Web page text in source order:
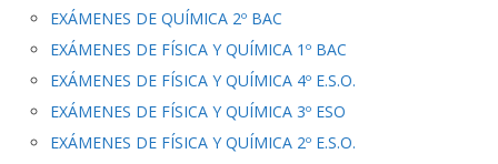
EXÁMENES DE QUÍMICA 2º BAC
EXÁMENES DE FÍSICA Y QUÍMICA 1º BAC
EXÁMENES DE FÍSICA Y QUÍMICA 4º E.S.O.
EXÁMENES DE FÍSICA Y QUÍMICA 3º ESO
EXÁMENES DE FÍSICA Y QUÍMICA 2º E.S.O.